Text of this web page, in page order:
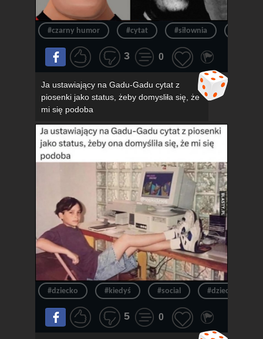
#czarny humor #cytat #siłownia
3 0
Ja ustawiający na Gadu-Gadu cytat z
piosenki jako status, żeby domysliła się, że
mi się podoba
#dziecko #kiedyś #social #dzieciak
5 0